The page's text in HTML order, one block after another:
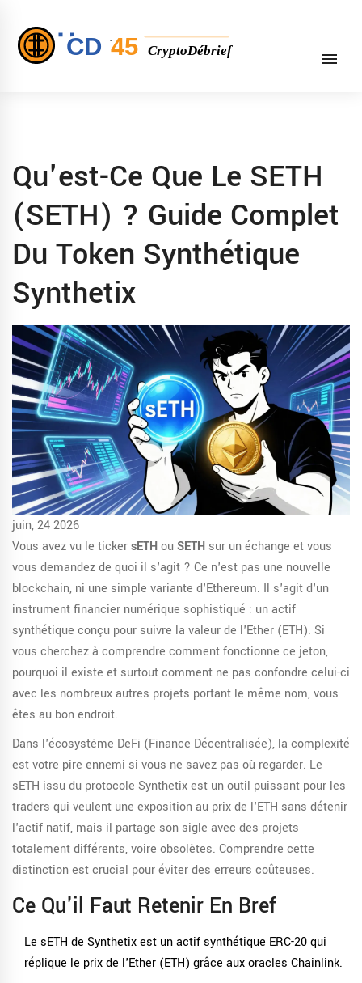
Qu'est-Ce Que Le SETH
(SETH) ? Guide Complet
Du Token Synthétique
Synthetix
juin, 24 2026
Vous avez vu le tickersETHouSETH sur un échange et vous
vous demandez de quoi il s'agit ? Ce n'est pas une nouvelle
blockchain, ni une simple variante d'Ethereum. Il s'agit d'un
instrument financier numérique sophistiqué : un actif
synthétique conçu pour suivre la valeur de l'Ether (ETH). Si
vous cherchez à comprendre comment fonctionne ce jeton,
pourquoi il existe et surtout comment ne pas confondre celui-ci
avec les nombreux autres projets portant le même nom, vous
êtes au bon endroit.
Dans l'écosystème DeFi (Finance Décentralisée), la complexité
est votre pire ennemi si vous ne savez pas où regarder. Le
sETH issu du protocole Synthetix est un outil puissant pour les
traders qui veulent une exposition au prix de l'ETH sans détenir
l'actif natif, mais il partage son sigle avec des projets
totalement différents, voire obsolètes. Comprendre cette
distinction est crucial pour éviter des erreurs coûteuses.
Ce Qu'il Faut Retenir En Bref
Le sETH de Synthetixest unactif synthétique ERC-20 qui
réplique le prix de l'Ether (ETH) grâce aux oracles Chainlink.